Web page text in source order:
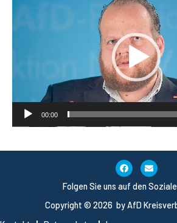
Player
00:00
Copyright © 2026 by AfD
Folgen Sie uns auf den